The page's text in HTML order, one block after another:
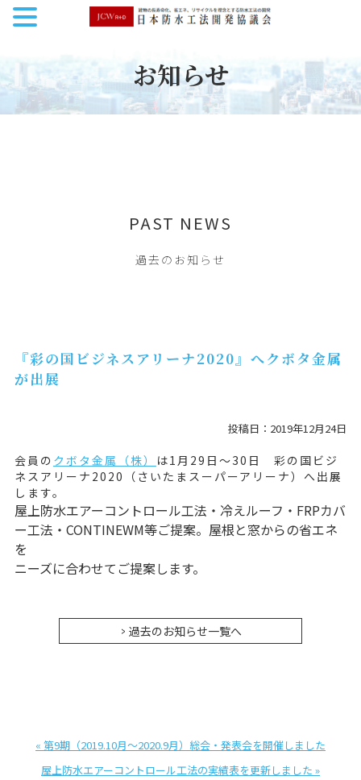
お知らせ
PAST NEWS
過去のお知らせ
『彩の国ビジネスアリーナ2020』へクボタ金属
が出展
投稿日：2019年12月24日
会員の クボタ金属（株）
は1月29日～30日 彩の国ビジ
ネスアリーナ2020（さいたまスーパーアリーナ）へ出展
します。
屋上防水エアーコントロール工法・冷えルーフ・FRPカバ
ー工法・CONTINEWM等ご提案。屋根と窓からの省エネ
を
ニーズに合わせてご提案します。
過去のお知らせ一覧へ
« 第9期（2019.10月～2020.9月）総会・発表会を開催しました
屋上防水エアーコントロール工法の実績表を更新しました »